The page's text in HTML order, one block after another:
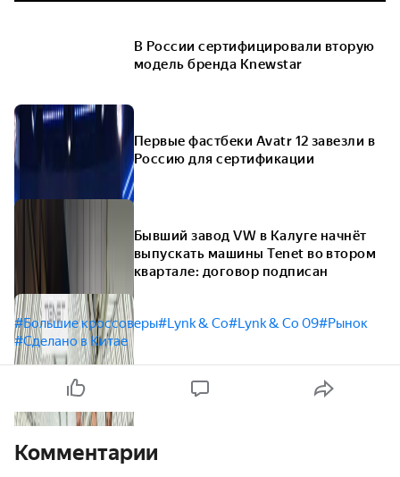
В России сертифицировали вторую
модель бренда Knewstar
Первые фастбеки Avatr 12 завезли в
Россию для сертификации
Бывший завод VW в Калуге начнёт
выпускать машины Tenet во втором
квартале: договор подписан
#Большие кроссоверы#Lynk & Co#Lynk & Co 09#Рынок
#Сделано в Китае
Комментарии